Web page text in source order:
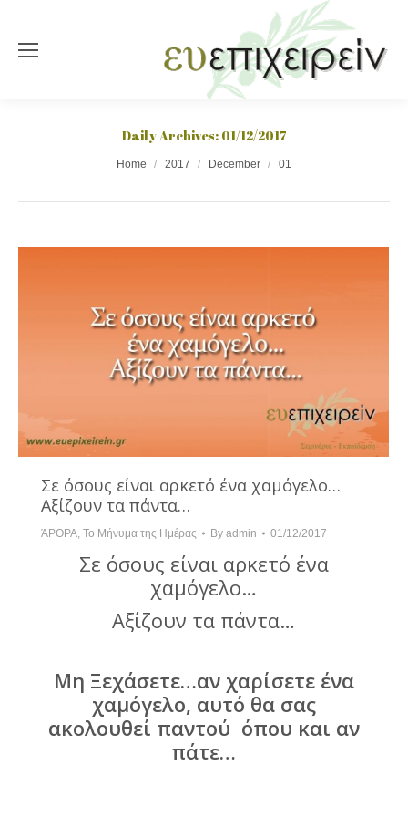
Daily Archives: 01/12/2017
Home 2017 December 01
Σε όσους είναι αρκετό ένα χαμόγελο…
Αξίζουν τα πάντα…
ΆΡΘΡΑ, Το Μήνυμα της Ημέρας By admin 01/12/2017
Σε όσους είναι αρκετό ένα
χαμόγελο…
Αξίζουν τα πάντα…
Μη Ξεχάσετε…αν χαρίσετε ένα
χαμόγελο, αυτό θα σας
ακολουθεί παντού όπου και αν
πάτε…